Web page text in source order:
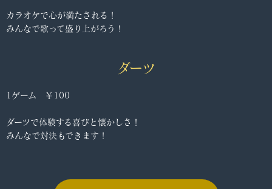
カラオケで心が満たされる！
みんなで歌って盛り上がろう！
ダーツ
1ゲーム ￥100
ダーツで体験する喜びと懐かしさ！
みんなで対決もできます！